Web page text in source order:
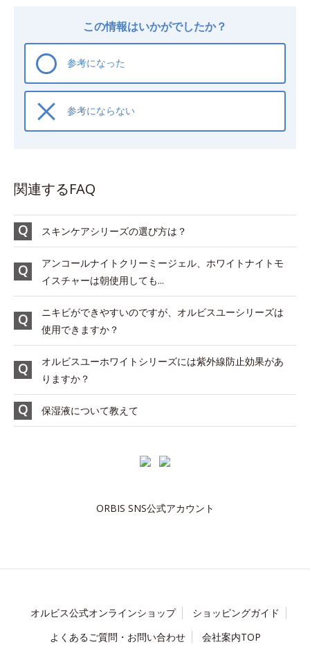
この情報はいかがでしたか？
参考になった
参考にならない
関連するFAQ
スキンケアシリーズの選び方は？
アンコールナイトクリーミージェル、ホワイトナイトモ
イスチャーは朝使用しても...
ニキビができやすいのですが、オルビスユーシリーズは
使用できますか？
オルビスユーホワイトシリーズには紫外線防止効果があ
りますか？
保湿液について教えて
ORBIS SNS公式アカウント
オルビス公式オンラインショップ
ショッピングガイド
よくあるご質問・お問い合わせ
会社案内TOP